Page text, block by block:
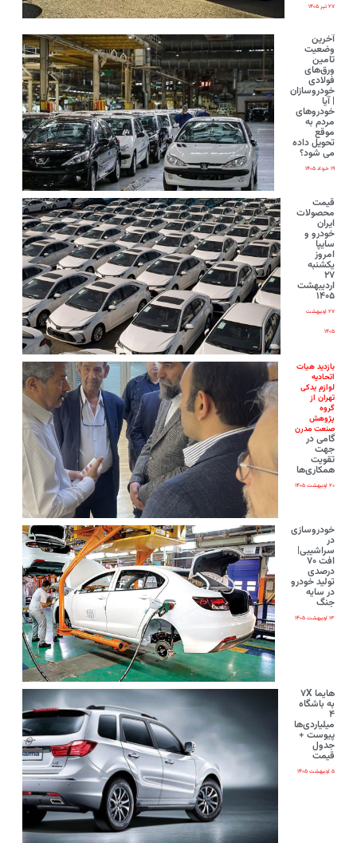
۲۷ تیر ۱۴۰۵
آخرین
وضعیت
تامین
ورق‌های
فولادی
خودروسازان
| آیا
خودروهای
مردم به
موقع
تحویل داده
می شود؟
۱۹ خرداد ۱۴۰۵
قیمت
محصولات
ایران‌
خودرو و
سایپا
امروز
یکشنبه
۲۷
اردیبهشت
۱۴۰۵
۲۷ اردیبهشت
۱۴۰۵
بازدید هیات
اتحادیه
لوازم یدکی
تهران از
گروه
پژوهش
صنعت مدرن
گامی در
جهت
تقویت
همکاری‌ها
۲۰ اردیبهشت ۱۴۰۵
خودروسازی
در
سراشیبی|
افت ۷۰
درصدی
تولید خودرو
در سایه
جنگ
۱۳ اردیبهشت ۱۴۰۵
هایما ۷X
به باشگاه
۴
میلیاردی‌ها
پیوست +
جدول
قیمت
۵ اردیبهشت ۱۴۰۵